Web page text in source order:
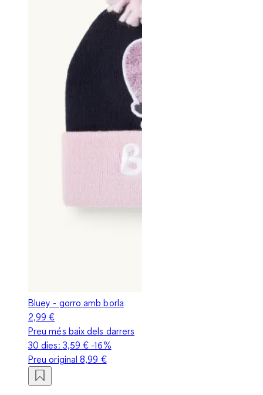
Bluey - gorro amb borla
2,99 €
Preu més baix dels darrers
30 dies: 3,59 € -16%
Preu original8,99 €